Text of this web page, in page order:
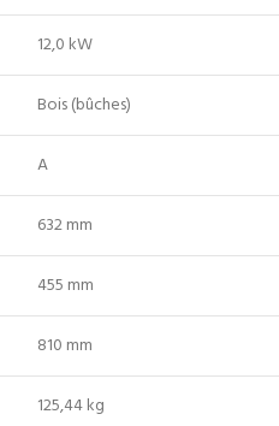
12,0 kW
Bois (bûches)
A
632 mm
455 mm
810 mm
125,44 kg